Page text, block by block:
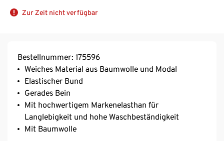
Zur Zeit nicht verfügbar
Bestellnummer: 175596
Weiches Material aus Baumwolle und Modal
Elastischer Bund
Gerades Bein
Mit hochwertigem Markenelasthan für
Langlebigkeit und hohe Waschbeständigkeit
Mit Baumwolle